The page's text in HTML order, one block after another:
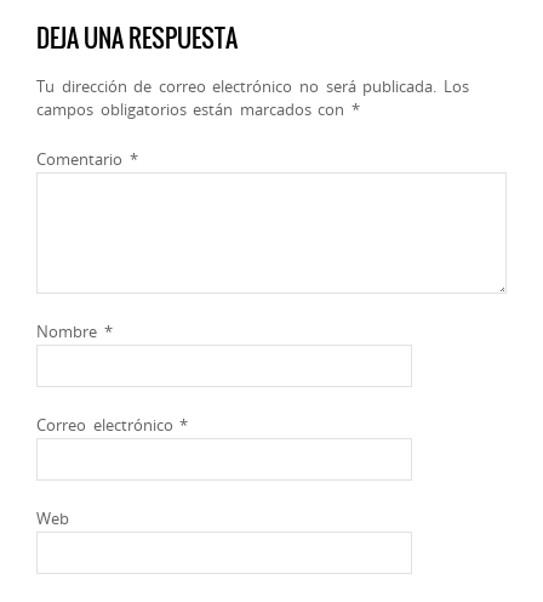
DEJA UNA RESPUESTA
Tu dirección de correo electrónico no será publicada. Los
campos obligatorios están marcados con *
Comentario *
Nombre *
Correo electrónico*
Web